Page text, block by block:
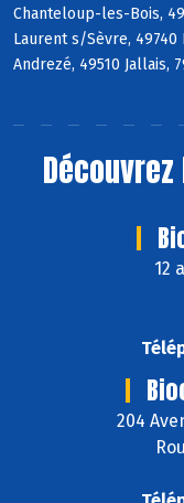
Chanteloup-les-Bois,
Laurent s/Sèvre, 49740
Andrezé, 49510 Jallais,
Découvrez
12
204